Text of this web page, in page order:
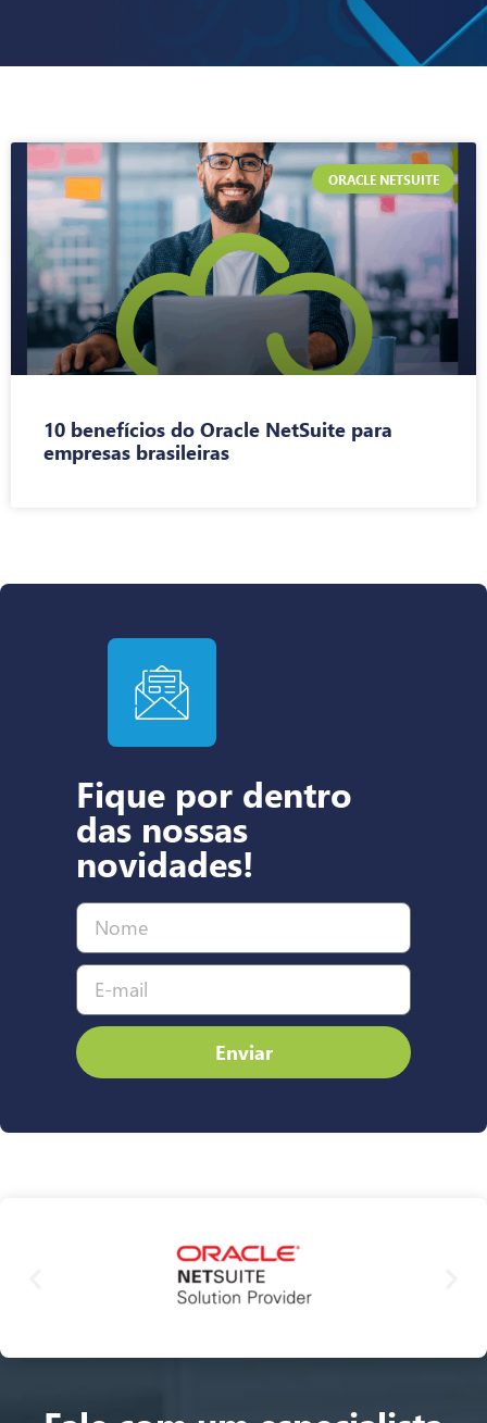
ORACLE NETSUITE
10 benefícios do Oracle NetSuite para
empresas brasileiras
Fique por dentro
das nossas
novidades!
Enviar